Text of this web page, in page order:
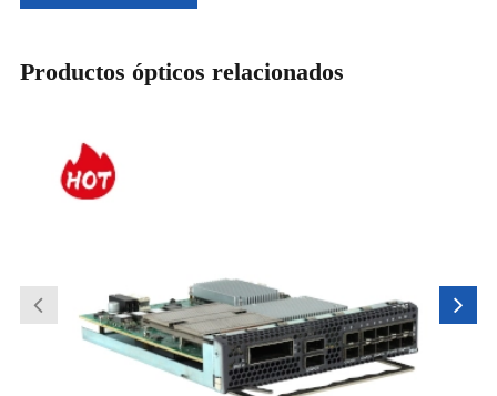
Productos ópticos relacionados